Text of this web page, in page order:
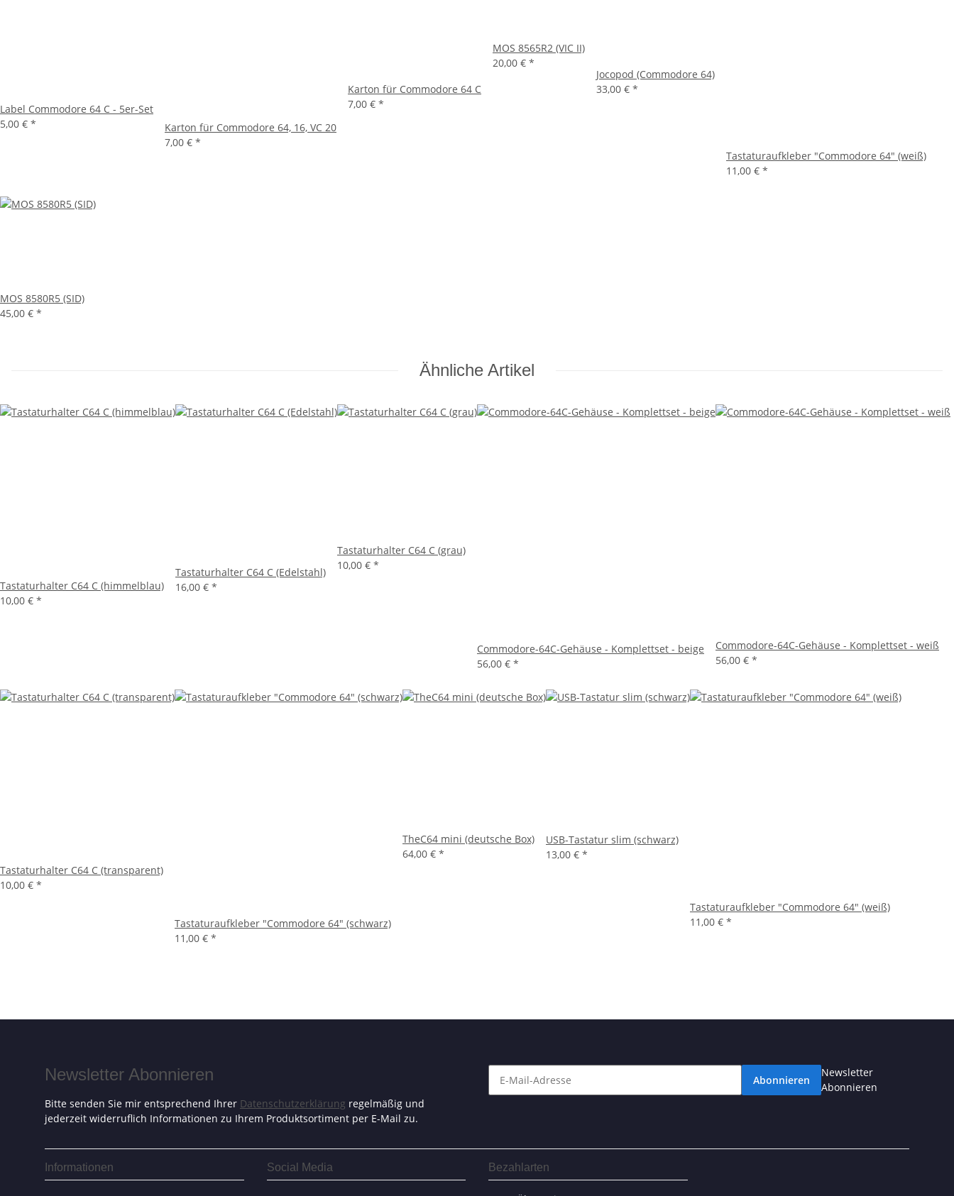
Label Commodore 64 C - 5er-Set
5,00 € *
Karton für Commodore 64, 16, VC 20
7,00 € *
Karton für Commodore 64 C
7,00 € *
MOS 8565R2 (VIC II)
20,00 € *
Jocopod (Commodore 64)
33,00 € *
Tastaturaufkleber "Commodore 64" (weiß)
11,00 € *
MOS 8580R5 (SID)
45,00 € *
Ähnliche Artikel
Tastaturhalter C64 C (himmelblau)
10,00 € *
Tastaturhalter C64 C (Edelstahl)
16,00 € *
Tastaturhalter C64 C (grau)
10,00 € *
Commodore-64C-Gehäuse - Komplettset - beige
56,00 € *
Commodore-64C-Gehäuse - Komplettset - weiß
56,00 € *
Tastaturhalter C64 C (transparent)
10,00 € *
Tastaturaufkleber "Commodore 64" (schwarz)
11,00 € *
TheC64 mini (deutsche Box)
64,00 € *
USB-Tastatur slim (schwarz)
13,00 € *
Tastaturaufkleber "Commodore 64" (weiß)
11,00 € *
Newsletter Abonnieren
Bitte senden Sie mir entsprechend Ihrer Datenschutzerklärung regelmäßig und
jederzeit widerruflich Informationen zu Ihrem Produktsortiment per E-Mail zu.
Abonnieren
Newsletter
Abonnieren
Informationen Social Media Bezahlarten